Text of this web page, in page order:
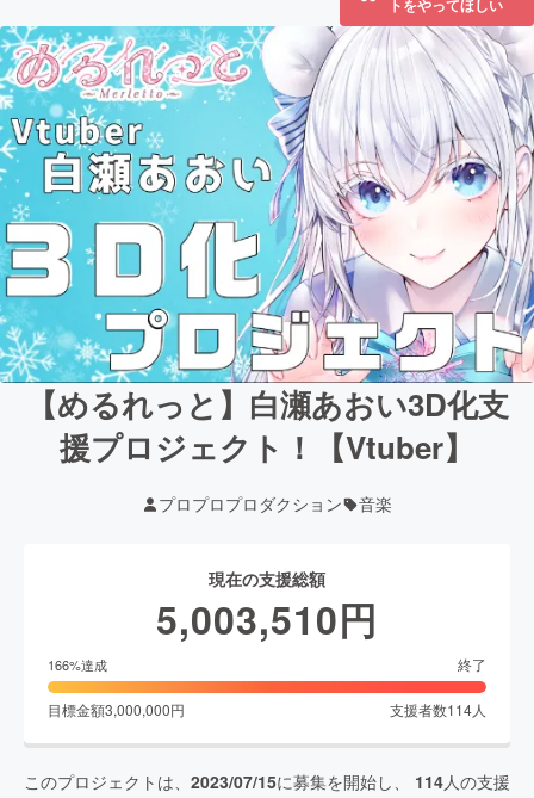
トをやってほしい
【めるれっと】白瀬あおい3D化支
援プロジェクト！【Vtuber】
プロプロプロダクション 音楽
現在の支援総額
5,003,510円
166%達成 終了
目標金額3,000,000円 支援者数114人
このプロジェクトは、 2023/07/15に募集を開始し、 114人の支援